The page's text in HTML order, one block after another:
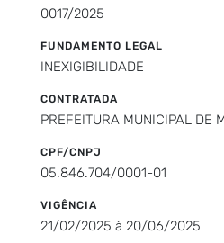
0017/2025
FUNDAMENTO LEGAL
INEXIGIBILIDADE
CONTRATADA
PREFEITURA MUNICIPAL DE
CPF/CNPJ
05.846.704/0001-01
VIGÊNCIA
21/02/2025 à 20/06/2025